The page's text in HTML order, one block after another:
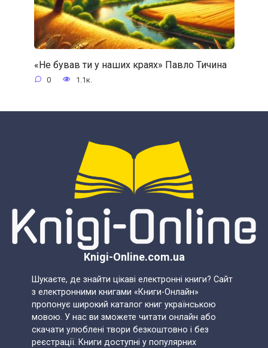
«Не бував ти у наших краях» Павло Тичина
0 1.1к.
Knigi-Online.com.ua
Шукаєте, де знайти цікаві електронні книги? Сайт
з електронними книгами «Книги-Онлайн»
пропонує широкий каталог книг українською
мовою. У нас ви зможете читати онлайн або
скачати улюблені твори безкоштовно і без
реєстрації. Книги доступні у популярних